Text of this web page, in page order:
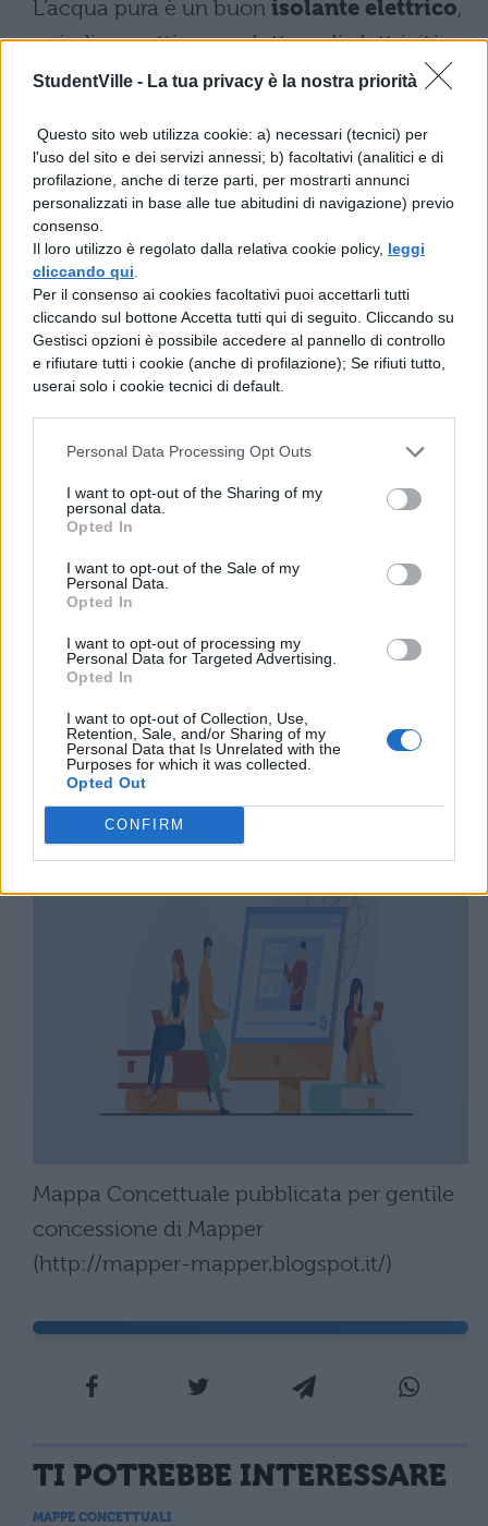
StudentVille - La tua privacy è la nostra priorità
Questo sito web utilizza cookie: a) necessari (tecnici) per
l'uso del sito e dei servizi annessi; b) facoltativi (analitici e di
profilazione, anche di terze parti, per mostrarti annunci
personalizzati in base alle tue abitudini di navigazione) previo
consenso.
Il loro utilizzo è regolato dalla relativa cookie policy, leggi
cliccando qui
Per il consenso ai cookies facoltativi puoi accettarli tutti
cliccando sul bottone Accetta tutti qui di seguito. Cliccando su
Gestisci opzioni è possibile accedere al pannello di controllo
e rifiutare tutti i cookie (anche di profilazione); Se rifiuti tutto,
userai solo i cookie tecnici di default.
Personal Data Processing Opt Outs
I want to opt-out of the Sharing of my
personal data.
Opted In
I want to opt-out of the Sale of my
Personal Data.
Opted In
I want to opt-out of processing my
Personal Data for Targeted Advertising.
Opted In
I want to opt-out of Collection, Use,
Retention, Sale, and/or Sharing of my
Personal Data that Is Unrelated with the
Purposes for which it was collected.
Opted Out
CONFIRM
L’acqua pura è un buon isolante elettrico,
quindi un cattivo conduttore di elettricità.
L’acqua solida a 0°C ha una densità minore
processo di congelamento infatti il volume
dell’acqua aumenta.
Proprietà dell’acqua: mappa
concettuale
Bene, ora che ti abbiamo dato quale
informazione con l’argomento non ti resta
che ripassare bene i concetti principali
questo modo potrai fissare bene
l’argomento e avere uno schema pronto
per ripassare al momento del bisogno.
Inoltre, puoi scaricare e stampare la
mappa, così da averla sempre a portata di
mano!
Mappa Concettuale pubblicata per gentile
concessione di Mapper
(http://mapper-mapper.blogspot.it/)
TI POTREBBE INTERESSARE
MAPPE CONCETTUALI